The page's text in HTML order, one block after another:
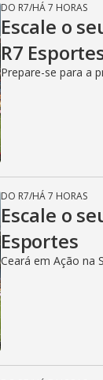
DO R7/HÁ 7 HORAS
Escale o
R7
Prepare-se para a
DO R7/HÁ 7 HORAS
Escale o
Esportes
Ceará em Ação na